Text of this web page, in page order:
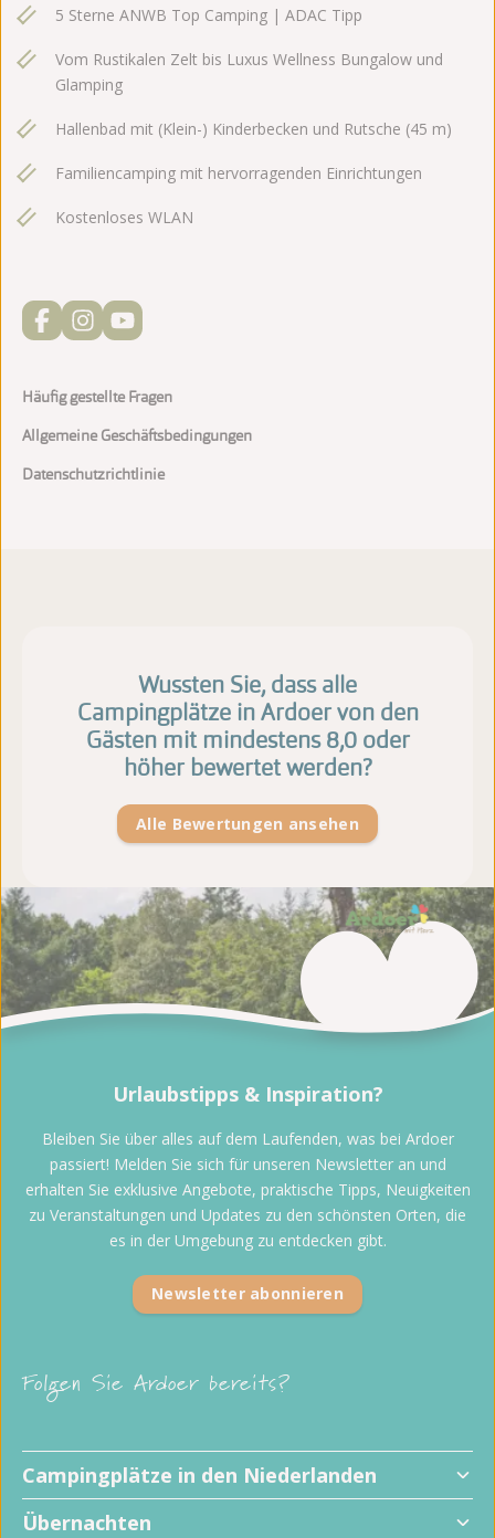
5 Sterne ANWB Top Camping | ADAC Tipp
Vom Rustikalen Zelt bis Luxus Wellness Bungalow und
Glamping
Hallenbad mit (Klein-) Kinderbecken und Rutsche (45 m)
Familiencamping mit hervorragenden Einrichtungen
Kostenloses WLAN
Häufig gestellte Fragen
Allgemeine Geschäftsbedingungen
Datenschutzrichtlinie
Wussten Sie, dass alle
Campingplätze in Ardoer von den
Gästen mit mindestens 8,0 oder
höher bewertet werden?
Alle Bewertungen ansehen
Folgen Sie Ardoer bereits?
Campingplätze in den Niederlanden
Übernachten
Urlaubstipps & Inspiration?
Bleiben Sie über alles auf dem Laufenden, was bei Ardoer
passiert! Melden Sie sich für unseren Newsletter an und
erhalten Sie exklusive Angebote, praktische Tipps, Neuigkeiten
zu Veranstaltungen und Updates zu den schönsten Orten, die
es in der Umgebung zu entdecken gibt.
Newsletter abonnieren